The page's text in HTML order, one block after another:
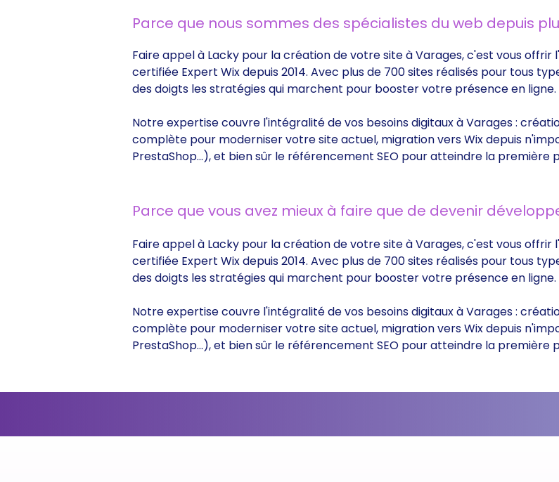
Parce que nous sommes des spécialistes du web depuis
Faire appel à Lacky pour la création de votre site à Varages, c'est vous
certifiée Expert Wix depuis 2014. Avec plus de 700 sites réalisés pour tous
des doigts les stratégies qui marchent pour booster votre présence en ligne.
Notre expertise couvre l'intégralité de vos besoins digitaux à Varages :
complète pour moderniser votre site actuel, migration vers Wix depuis
PrestaShop...), et bien sûr le référencement SEO pour atteindre la première
Parce que vous avez mieux à faire que de devenir
Faire appel à Lacky pour la création de votre site à Varages, c'est vous
certifiée Expert Wix depuis 2014. Avec plus de 700 sites réalisés pour tous
des doigts les stratégies qui marchent pour booster votre présence en ligne.
Notre expertise couvre l'intégralité de vos besoins digitaux à Varages :
complète pour moderniser votre site actuel, migration vers Wix depuis
PrestaShop...), et bien sûr le référencement SEO pour atteindre la première